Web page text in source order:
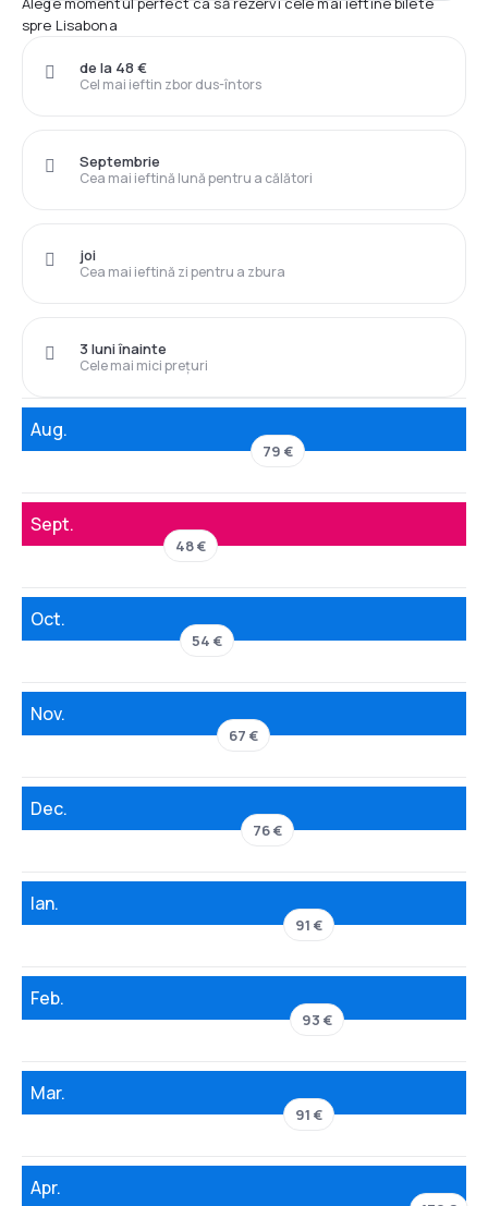
spre Lisabona
Cel mai ieftin zbor dus-întors
de la 48 €
Cea mai ieftină lună pentru a călători
Septembrie
Cea mai ieftină zi pentru a zbura
joi
Cele mai mici prețuri
3 luni înainte
Aug.
79 €
Sept.
48 €
Oct.
54 €
Nov.
67 €
Dec.
76 €
Ian.
91 €
Feb.
93 €
Mar.
91 €
Apr.